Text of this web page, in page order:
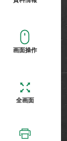
画面操作
全画面